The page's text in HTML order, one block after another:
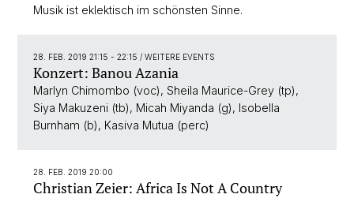
Musik ist eklektisch im schönsten Sinne.
28. FEB. 2019 21:15 - 22:15 / WEITERE EVENTS
Konzert: Banou Azania
Marlyn Chimombo (voc), Sheila Maurice-Grey (tp),
Siya Makuzeni (tb), Micah Miyanda (g), Isobella
Burnham (b), Kasiva Mutua (perc)
28. FEB. 2019 20:00
Christian Zeier: Africa Is Not A Country